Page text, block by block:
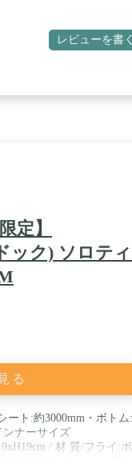
ローズ
レビューを書
定】
ック) ソロティ
る
ート:約3000mm・ボトム:
ンナーサイズ
/ 材 質/フライ: